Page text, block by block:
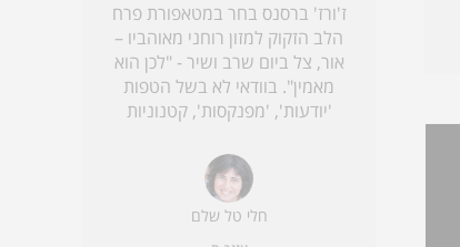
ז'ורז' ברסנס בחר במטאפורת פרח
הלב הזקוק למזון רוחני מאוהביו –
אור, צל ביום שרב ושיר - "לכן הוא
מאמין". בוודאי לא בשל הטפות
'יודעות', 'מפנקסות', קטנוניות
חלי טל שלם